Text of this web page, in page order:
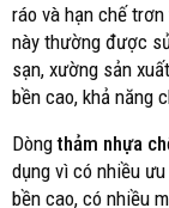
ráo và hạn chế
này thường được
sạn, xường sản
bền cao, khả năng
Dòngthảm nhựa
dụng vì có nhiều
bền cao, có nhiều